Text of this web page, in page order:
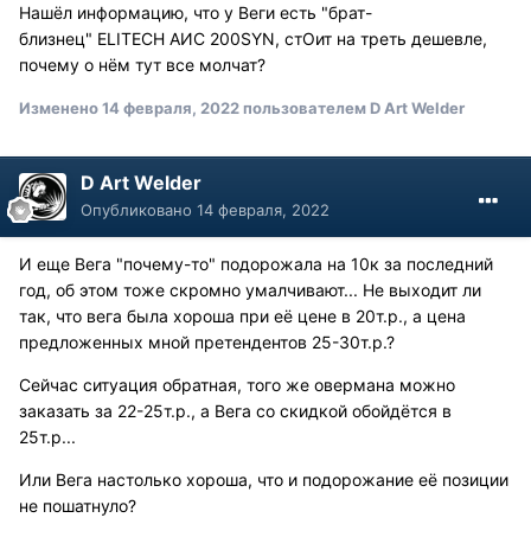
Нашёл информацию, что у Веги есть "брат-
близнец" ELITECH АИС 200SYN, стОит на треть дешевле,
почему о нём тут все молчат?
Изменено14 февраля, 2022пользователем D Art Welder
D Art Welder
Опубликовано 14 февраля, 2022
И еще Вега "почему-то" подорожала на 10к за последний
год, об этом тоже скромно умалчивают... Не выходит ли
так, что вега была хороша при её цене в 20т.р., а цена
предложенных мной претендентов 25-30т.р.?
Сейчас ситуация обратная, того же овермана можно
заказать за 22-25т.р., а Вега со скидкой обойдётся в
25т.р...
Или Вега настолько хороша, что и подорожание её позиции
не пошатнуло?